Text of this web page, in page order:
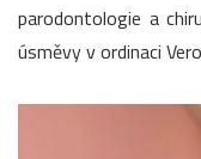
parodontologie a
úsměvy v ordinaci